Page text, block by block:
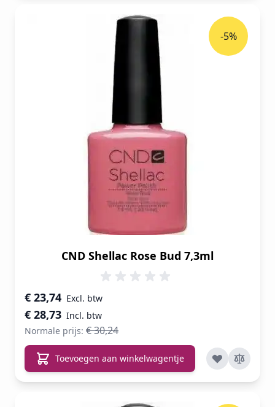
CND Shellac Rose Bud 7,3ml
Speciale prijs
€ 28,73
€ 23,74
Normale prijs: € 30,24
-5%
Toevoegen aan winkelwagentje